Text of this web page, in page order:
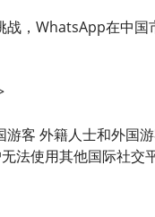
，WhatsApp在中国
客 外籍人士和外国
使用其他国际社交